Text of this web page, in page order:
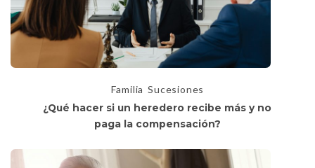
Familia Sucesiones
¿Qué hacer si un heredero recibe más y no
paga la compensación?